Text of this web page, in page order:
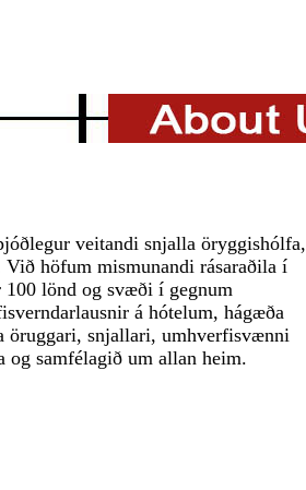
veitandi snjalla öryggishólfa,
höfum mismunandi rásaraðila í
lönd og svæði í gegnum
á hótelum, hágæða
öruggari, snjallari, umhverfisvænni
samfélagið um allan heim.